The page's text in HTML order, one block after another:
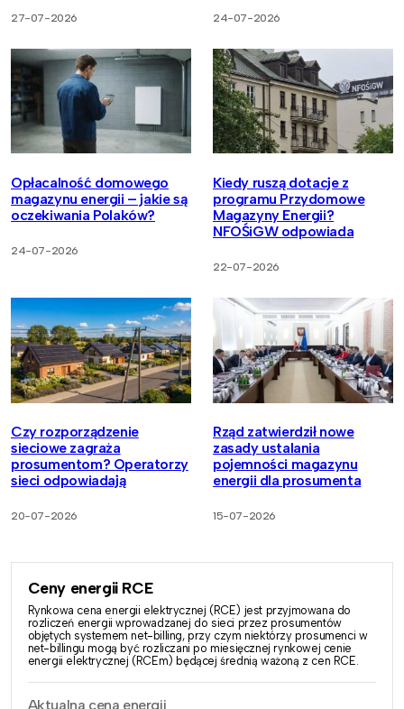
27-07-2026 24-07-2026
Opłacalność domowego
magazynu energii – jakie są
oczekiwania Polaków?
24-07-2026
Kiedy ruszą dotacje z
programu Przydomowe
Magazyny Energii?
NFOŚiGW odpowiada
22-07-2026
Czy rozporządzenie
sieciowe zagraża
prosumentom? Operatorzy
sieci odpowiadają
20-07-2026
Rząd zatwierdził nowe
zasady ustalania
pojemności magazynu
energii dla prosumenta
15-07-2026
Ceny energii RCE
Rynkowa cena energii elektrycznej (RCE) jest przyjmowana do
rozliczeń energii wprowadzanej do sieci przez prosumentów
objętych systemem net-billing, przy czym niektórzy prosumenci w
net-billingu mogą być rozliczani po miesięcznej rynkowej cenie
energii elektrycznej (RCEm) będącej średnią ważoną z cen RCE.
Aktualna cena energii